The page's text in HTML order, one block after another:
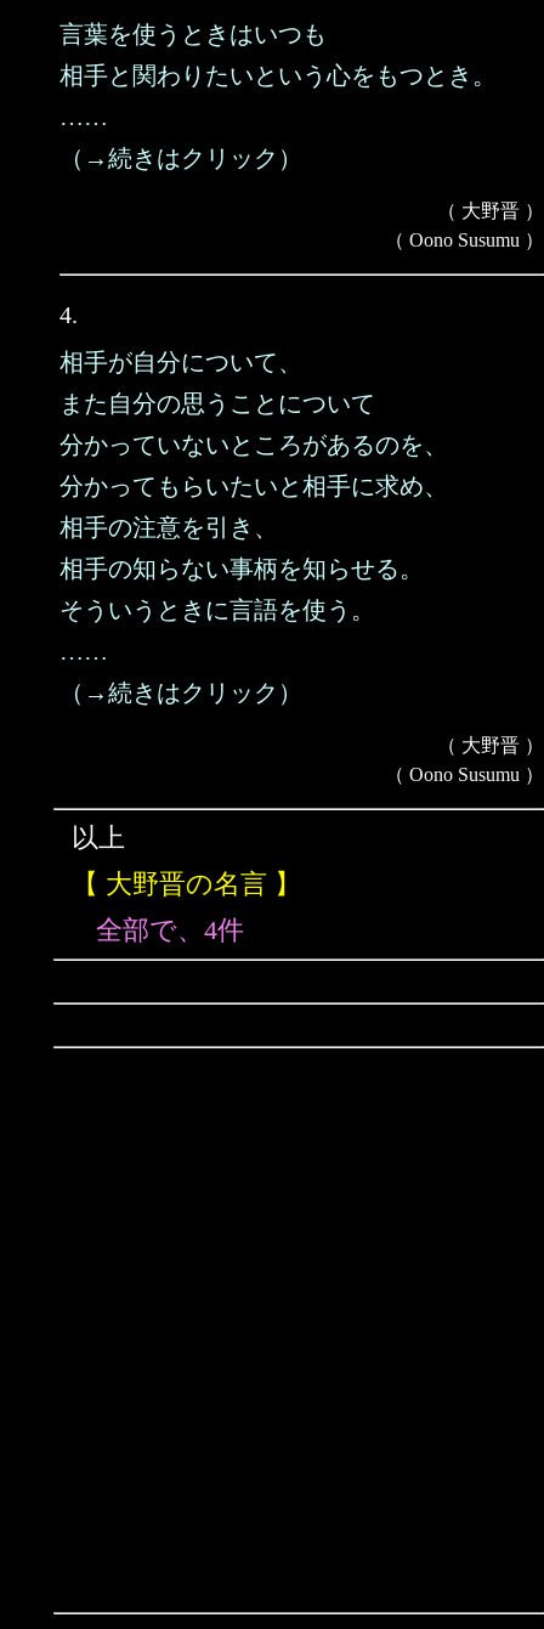
言葉を使うときはいつも
相手と関わりたいという心をもつとき。
……
（→続きはクリック）
（ 大野晋 ）
（ Oono Susumu ）
4.
相手が自分について、
また自分の思うことについて
分かっていないところがあるのを、
分かってもらいたいと相手に求め、
相手の注意を引き、
相手の知らない事柄を知らせる。
そういうときに言語を使う。
……
（→続きはクリック）
（ 大野晋 ）
（ Oono Susumu ）
以上
【 大野晋の名言 】
全部で、4件